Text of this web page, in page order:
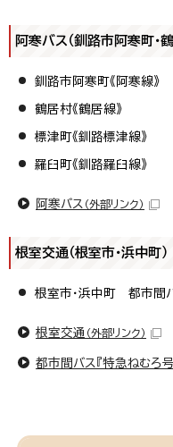
阿寒バス（釧路市阿寒町・
釧路市阿寒町《阿寒線》
鶴居村《鶴居線》
標津町《釧路標津線》
羅臼町《釧路羅臼線》
阿寒バス （外部リンク）
根室交通（根室市・浜中町）
根室市・浜中町 都市間
根室交通 （外部リンク）
都市間バス『特急ねむろ号